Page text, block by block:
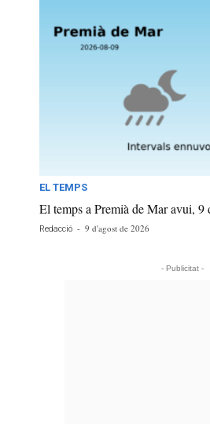
EL TEMPS
El temps a Premià de Mar avui, 9
Redacció - 9 d'agost de 2026
- Publicitat -